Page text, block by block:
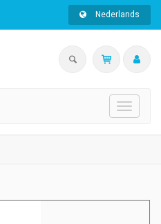
Nederlands
Toggle